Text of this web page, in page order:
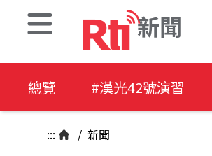
新聞
總覽 #漢光42號演習
::: / 新聞